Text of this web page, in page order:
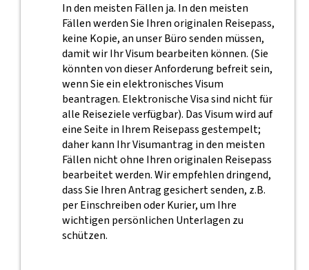
In den meisten Fällen ja. In den meisten
Fällen werden Sie Ihren originalen Reisepass,
keine Kopie, an unser Büro senden müssen,
damit wir Ihr Visum bearbeiten können. (Sie
könnten von dieser Anforderung befreit sein,
wenn Sie ein elektronisches Visum
beantragen. Elektronische Visa sind nicht für
alle Reiseziele verfügbar). Das Visum wird auf
eine Seite in Ihrem Reisepass gestempelt;
daher kann Ihr Visumantrag in den meisten
Fällen nicht ohne Ihren originalen Reisepass
bearbeitet werden. Wir empfehlen dringend,
dass Sie Ihren Antrag gesichert senden, z.B.
per Einschreiben oder Kurier, um Ihre
wichtigen persönlichen Unterlagen zu
schützen.